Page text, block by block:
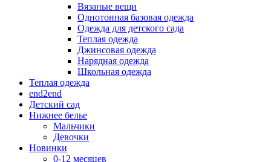
Вязаные вещи
Однотонная базовая одежда
Одежда для детского сада
Теплая одежда
Джинсовая одежда
Нарядная одежда
Школьная одежда
Теплая одежда
end2end
Детский сад
Нижнее белье
Мальчики
Девочки
Новинки
0-12 месяцев